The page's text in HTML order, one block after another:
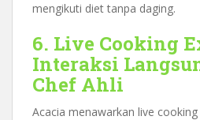
mengikuti diet tanpa daging.
6. Live Cooking
Interaksi
Chef Ahli
Acacia menawarkan live